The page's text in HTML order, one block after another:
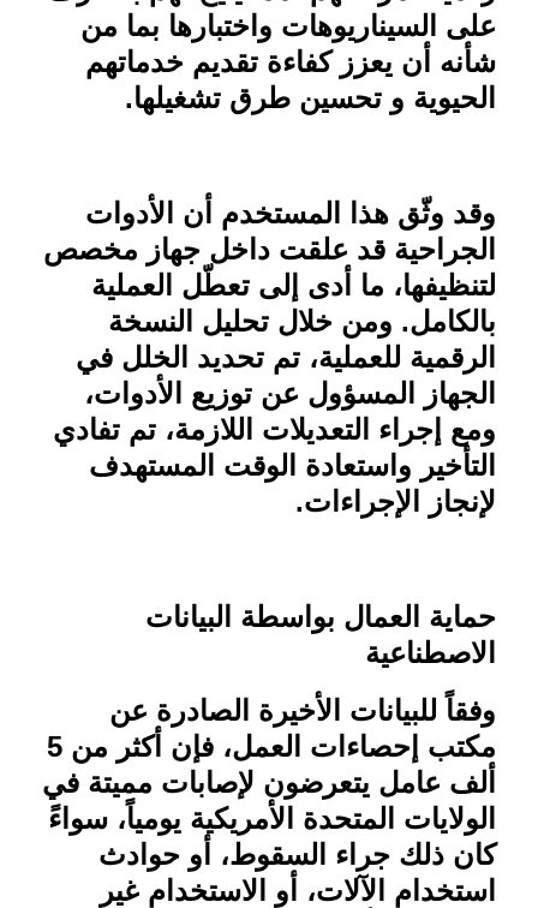
على السيناريوهات واختبارها بما من
شأنه أن يعزز كفاءة تقديم خدماتهم
الحيوية و تحسين طرق تشغيلها.
وقد وثّق هذا المستخدم أن الأدوات
الجراحية قد علقت داخل جهاز مخصص
لتنظيفها، ما أدى إلى تعطّل العملية
بالكامل. ومن خلال تحليل النسخة
الرقمية للعملية، تم تحديد الخلل في
الجهاز المسؤول عن توزيع الأدوات،
ومع إجراء التعديلات اللازمة، تم تفادي
التأخير واستعادة الوقت المستهدف
لإنجاز الإجراءات.
حماية العمال بواسطة البيانات
الاصطناعية
وفقاً للبيانات الأخيرة الصادرة عن
مكتب إحصاءات العمل، فإن أكثر من 5
ألف عامل يتعرضون لإصابات مميتة في
الولايات المتحدة الأمريكية يومياً، سواءً
كان ذلك جراء السقوط، أو حوادث
استخدام الآلات، أو الاستخدام غير